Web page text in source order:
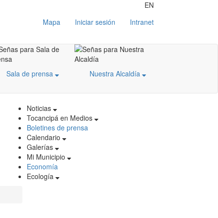
EN
Mapa
Iniciar sesión Intranet
Sala de prensa Nuestra Alcaldía
Noticias
Tocancipá en Medios
Boletines de prensa
Calendario
Galerías
Mi Municipio
Economía
Ecología